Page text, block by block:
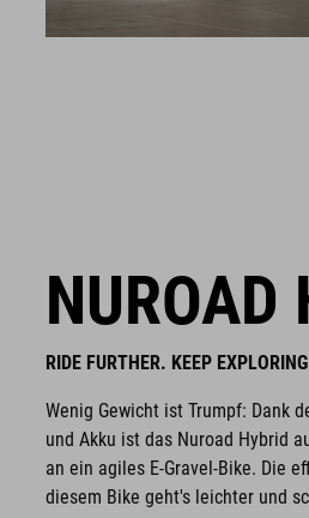
NUROAD
RIDE FURTHER. KEEP
Wenig Gewicht ist Trumpf: Dank
und Akku ist das Nuroad Hybrid
an ein agiles E-Gravel-Bike. Die
diesem Bike geht's leichter und